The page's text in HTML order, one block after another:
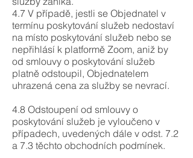
4.7 V případě, jestli se Objednatel v
termínu poskytování služeb nedostaví
na místo poskytování služeb nebo se
nepřihlásí k platformě Zoom, aniž by
od smlouvy o poskytování služeb
platně odstoupil, Objednatelem
uhrazená cena za služby se nevrací.
4.8 Odstoupení od smlouvy o
poskytování služeb je vyloučeno v
případech, uvedených dále v odst. 7.2
a 7.3 těchto obchodních podmínek.